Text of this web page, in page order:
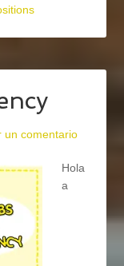
un comentario
Hola
a